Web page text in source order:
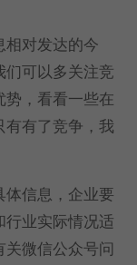
相对发达的今
们可以多关注竞
势，看看一些在
有有了竞争，我
体信息，企业要
行业实际情况适
微信公众号问